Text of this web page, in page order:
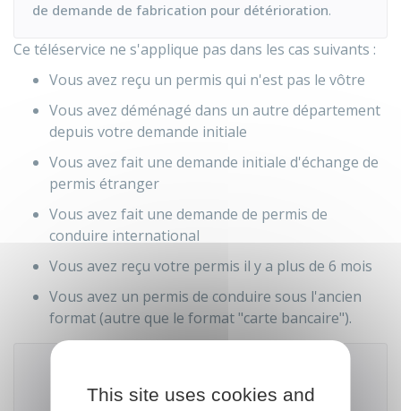
de demande de fabrication pour détérioration.
Ce téléservice ne s'applique pas dans les cas suivants :
Vous avez reçu un permis qui n'est pas le vôtre
Vous avez déménagé dans un autre département
depuis votre demande initiale
Vous avez fait une demande initiale d'échange de
permis étranger
Vous avez fait une demande de permis de
conduire international
Vous avez reçu votre permis il y a plus de 6 mois
Vous avez un permis de conduire sous l'ancien
format (autre que le format "carte bancaire").
Accéder au téléservice
This site uses cookies and